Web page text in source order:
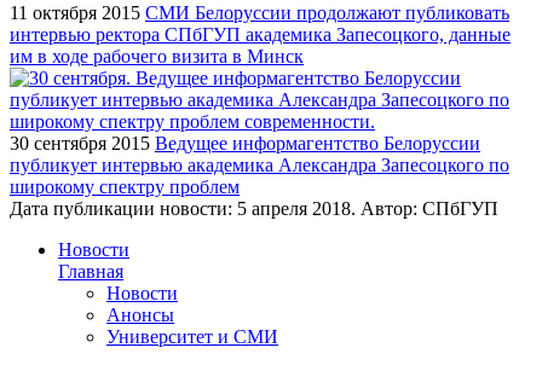
11 октября 2015 СМИ Белоруссии продолжают публиковать
интервью ректора СПбГУП академика Запесоцкого, данные
им в ходе рабочего визита в Минск
30 сентября 2015 Ведущее информагентство Белоруссии
публикует интервью академика Александра Запесоцкого по
широкому спектру проблем
Дата публикации новости: 5 апреля 2018. Автор: СПбГУП
Новости
Главная
Новости
Анонсы
Университет и СМИ